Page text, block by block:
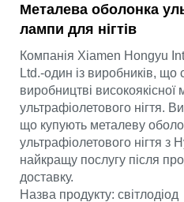
Металева оболонка
лампи для нігтів
Компанія Xiamen Hongyu
Ltd.-один із виробників, що
виробництві
ультрафіолетового нігтя.
що купують металеву
ультрафіолетового нігтя
найкращу послугу після
доставку.
Назва продукту: світлодіод